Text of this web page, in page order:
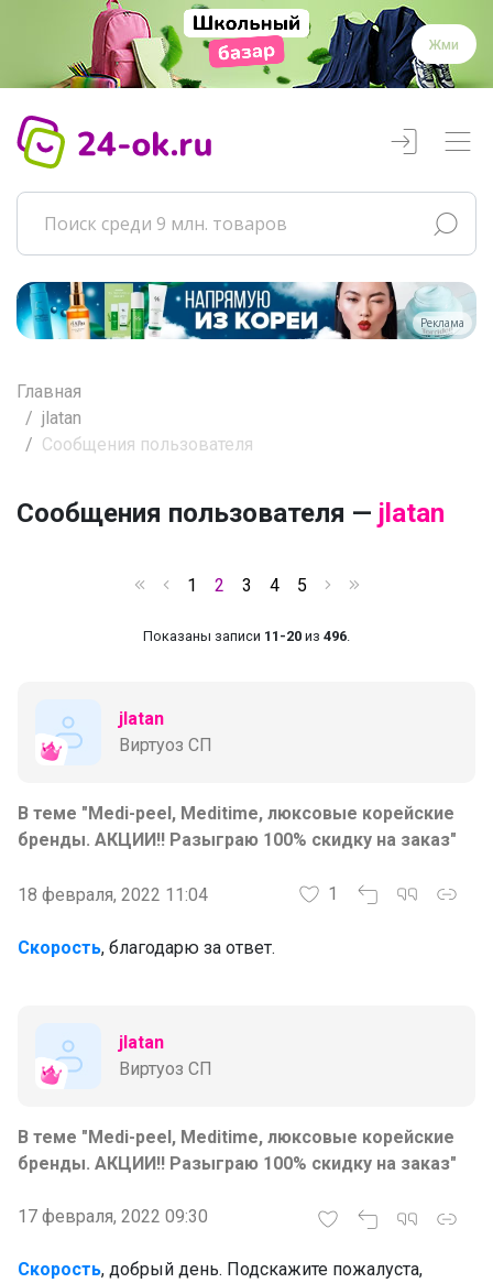
Жми
Реклама
Главная
jlatan
Сообщения пользователя
Сообщения пользователя — jlatan
1 2 3 4 5
Показаны записи 11-20 из 496
jlatan
Виртуоз СП
В теме "Medi-peel, Meditime, люксовые корейские
бренды. АКЦИИ!! Разыграю 100% скидку на заказ"
18 февраля, 2022 11:04 1
Скорость, благодарю за ответ.
jlatan
Виртуоз СП
В теме "Medi-peel, Meditime, люксовые корейские
бренды. АКЦИИ!! Разыграю 100% скидку на заказ"
17 февраля, 2022 09:30
Скорость, добрый день. Подскажите пожалуста,